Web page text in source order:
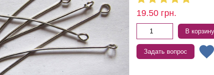
19.50 грн.
В корзину
Задать вопрос